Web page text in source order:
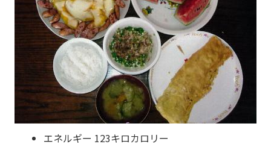
エネルギー 123キロカロリー